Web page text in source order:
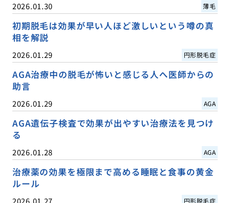
2026.01.30 薄毛
初期脱毛は効果が早い人ほど激しいという噂の真
相を解説
2026.01.29 円形脱毛症
AGA治療中の脱毛が怖いと感じる人へ医師からの
助言
2026.01.29 AGA
AGA遺伝子検査で効果が出やすい治療法を見つけ
る
2026.01.28 AGA
治療薬の効果を極限まで高める睡眠と食事の黄金
ルール
円形脱毛症